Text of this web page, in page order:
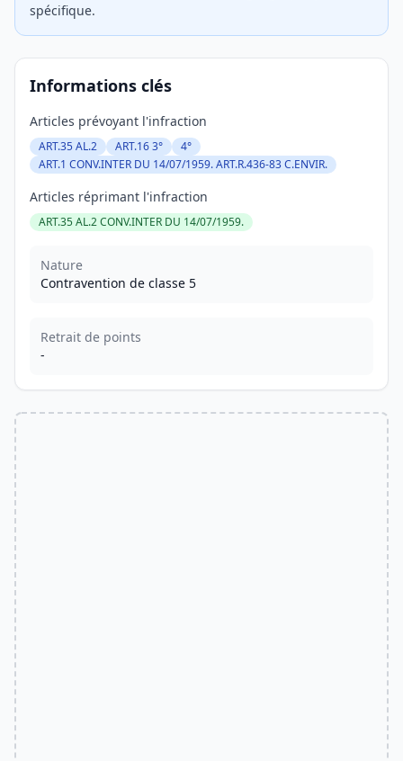
spécifique.
Informations clés
Articles prévoyant l'infraction
ART.35 AL.2 ART.16 3°
4°
ART.1 CONV.INTER DU 14/07/1959. ART.R.436-83 C.ENVIR.
Articles réprimant l'infraction
ART.35 AL.2 CONV.INTER DU 14/07/1959.
Nature
Contravention de classe 5
Retrait de points
-